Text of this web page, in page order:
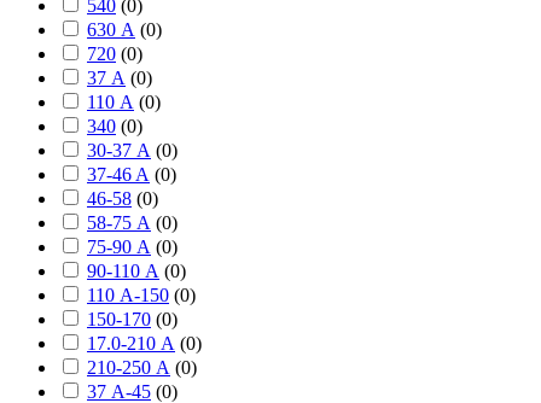
540 (0)
630 А (0)
720 (0)
37 А (0)
110 А (0)
340 (0)
30-37 А (0)
37-46 A (0)
46-58 (0)
58-75 А (0)
75-90 А (0)
90-110 А (0)
110 А-150 (0)
150-170 (0)
17.0-210 А (0)
210-250 А (0)
37 А-45 (0)